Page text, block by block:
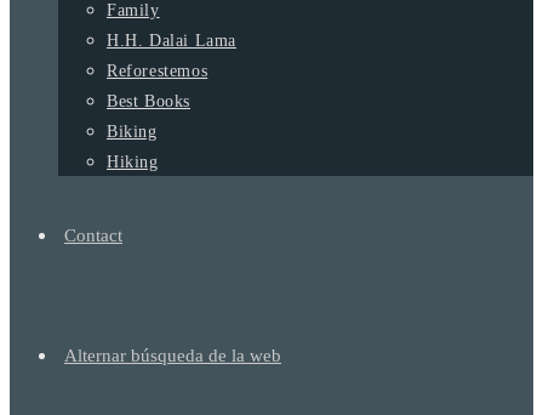
Family
H.H. Dalai Lama
Reforestemos
Best Books
Biking
Hiking
Contact
Alternar búsqueda de la web